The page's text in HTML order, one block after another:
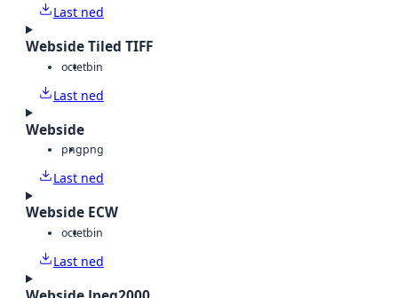
Last ned
Webside Tiled TIFF
octetbin
Last ned
Webside
pngpng
Last ned
Webside ECW
octetbin
Last ned